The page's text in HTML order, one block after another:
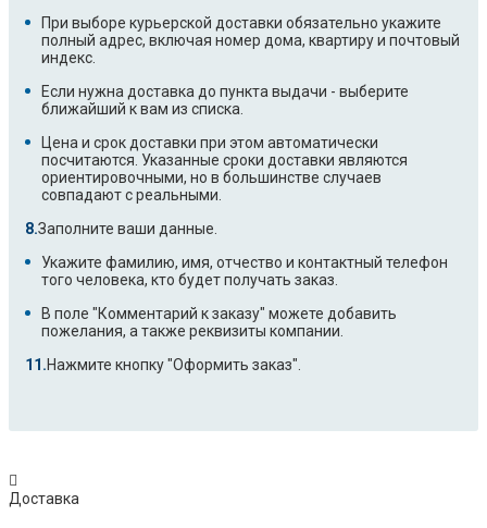
При выборе курьерской доставки обязательно укажите
полный адрес, включая номер дома, квартиру и почтовый
индекс.
Если нужна доставка до пункта выдачи - выберите
ближайший к вам из списка.
Цена и срок доставки при этом автоматически
посчитаются. Указанные сроки доставки являются
ориентировочными, но в большинстве случаев
совпадают с реальными.
Заполните ваши данные.
Укажите фамилию, имя, отчество и контактный телефон
того человека, кто будет получать заказ.
В поле "Комментарий к заказу" можете добавить
пожелания, а также реквизиты компании.
Нажмите кнопку "Оформить заказ".
Доставка